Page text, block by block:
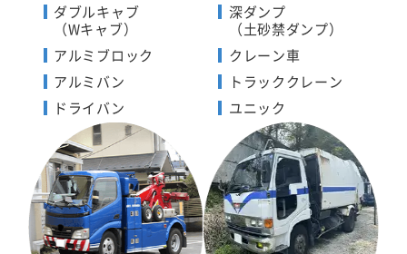
ダブルキャブ
（Wキャブ）
アルミブロック
アルミバン
ドライバン
深ダンプ
（土砂禁ダンプ）
クレーン車
トラッククレーン
ユニック